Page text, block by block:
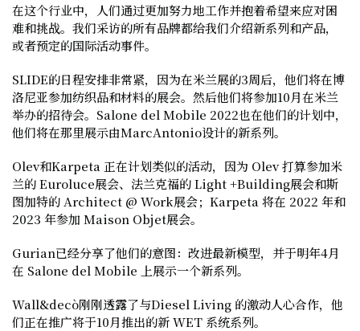
在这个行业中，人们通过更加努力地工作并抱着希望来应对困
难和挑战。我们采访的所有品牌都给我们介绍新系列和产品，
或者预定的国际活动事件。
SLIDE的日程安排非常紧，因为在米兰展的3周后，他们将在博
洛尼亚参加纺织品和材料的展会。然后他们将参加10月在米兰
举办的招待会。Salone del Mobile 2022也在他们的计划中，
他们将在那里展示由MarcAntonio设计的新系列。
Olev和Karpeta 正在计划类似的活动，因为 Olev 打算参加米
兰的 Euroluce展会、法兰克福的 Light +Building展会和斯
图加特的 Architect @ Work展会；Karpeta 将在 2022 年和
2023 年参加 Maison Objet展会。
Gurian已经分享了他们的意图：改进最新模型，并于明年4月
在 Salone del Mobile 上展示一个新系列。
Wall&decò刚刚透露了与Diesel Living 的激动人心合作，他
们正在推广将于10月推出的新 WET 系统系列。